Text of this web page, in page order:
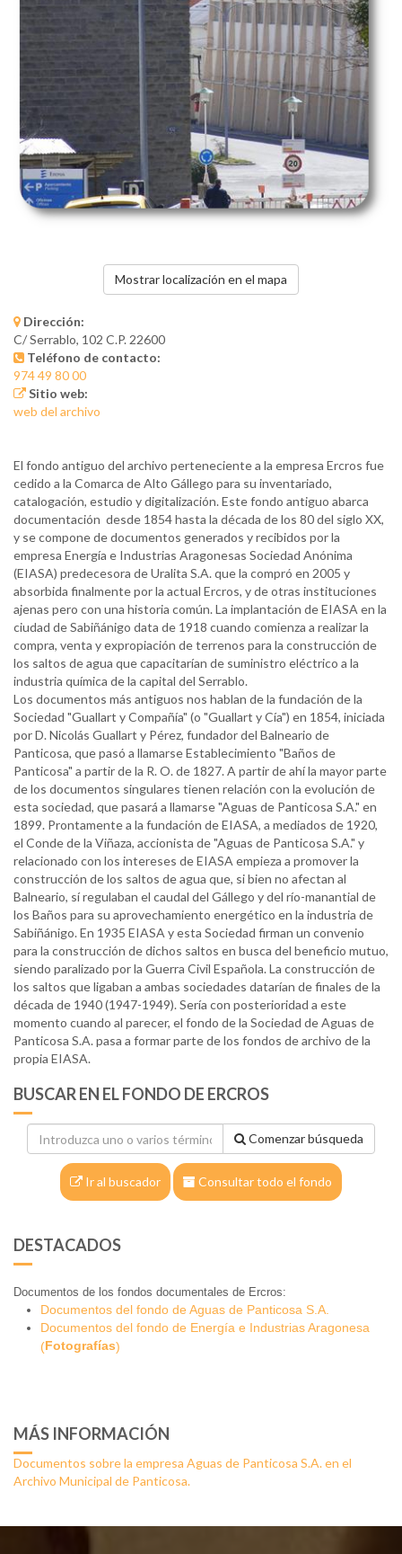
Mostrar localización en el mapa
Dirección:
C/ Serrablo, 102 C.P. 22600
Teléfono de contacto:
974 49 80 00
Sitio web:
web del archivo
El fondo antiguo del archivo perteneciente a la empresa Ercros fue
cedido a la Comarca de Alto Gállego para su inventariado,
catalogación, estudio y digitalización. Este fondo antiguo abarca
documentación desde 1854 hasta la década de los 80 del siglo XX,
y se compone de documentos generados y recibidos por la
empresa Energía e Industrias Aragonesas Sociedad Anónima
(EIASA) predecesora de Uralita S.A. que la compró en 2005 y
absorbida finalmente por la actual Ercros, y de otras instituciones
ajenas pero con una historia común. La implantación de EIASA en la
ciudad de Sabiñánigo data de 1918 cuando comienza a realizar la
compra, venta y expropiación de terrenos para la construcción de
los saltos de agua que capacitarían de suministro eléctrico a la
industria química de la capital del Serrablo.
Los documentos más antiguos nos hablan de la fundación de la
Sociedad "Guallart y Compañía" (o "Guallart y Cía") en 1854, iniciada
por D. Nicolás Guallart y Pérez, fundador del Balneario de
Panticosa, que pasó a llamarse Establecimiento "Baños de
Panticosa" a partir de la R. O. de 1827. A partir de ahí la mayor parte
de los documentos singulares tienen relación con la evolución de
esta sociedad, que pasará a llamarse "Aguas de Panticosa S.A." en
1899. Prontamente a la fundación de EIASA, a mediados de 1920,
el Conde de la Viñaza, accionista de "Aguas de Panticosa S.A." y
relacionado con los intereses de EIASA empieza a promover la
construcción de los saltos de agua que, si bien no afectan al
Balneario, sí regulaban el caudal del Gállego y del río-manantial de
los Baños para su aprovechamiento energético en la industria de
Sabiñánigo. En 1935 EIASA y esta Sociedad firman un convenio
para la construcción de dichos saltos en busca del beneficio mutuo,
siendo paralizado por la Guerra Civil Española. La construcción de
los saltos que ligaban a ambas sociedades datarían de finales de la
década de 1940 (1947-1949). Sería con posterioridad a este
momento cuando al parecer, el fondo de la Sociedad de Aguas de
Panticosa S.A. pasa a formar parte de los fondos de archivo de la
propia EIASA.
BUSCAR EN EL FONDO DE ERCROS
Comenzar búsqueda
Ir al buscador Consultar todo el fondo
DESTACADOS
Documentos de los fondos documentales de Ercros:
Documentos del fondo de Aguas de Panticosa S.A.
Documentos del fondo de Energía e Industrias Aragonesa
(Fotografías)
MÁS INFORMACIÓN
Documentos sobre la empresa Aguas de Panticosa S.A. en el
Archivo Municipal de Panticosa.